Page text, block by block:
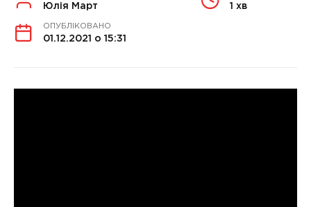
Юлія Март 1 хв
ОПУБЛІКОВАНО
01.12.2021 о 15:31